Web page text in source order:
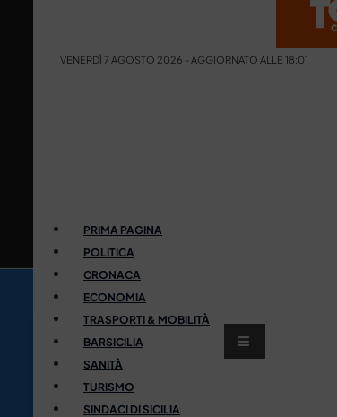
VENERDÌ 7 AGOSTO 2026 - AGGIORNATO ALLE 18:01
PRIMA PAGINA
POLITICA
CRONACA
ECONOMIA
TRASPORTI & MOBILITÀ
BARSICILIA
SANITÀ
TURISMO
SINDACI DI SICILIA